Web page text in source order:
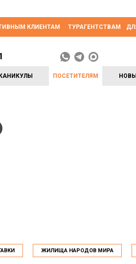
КЛИЕНТАМ ТУРАГЕНТСТВАМ
ПОСЕТИТЕЛЯМ
ЖИЛИЩА НАРОДОВ МИРА